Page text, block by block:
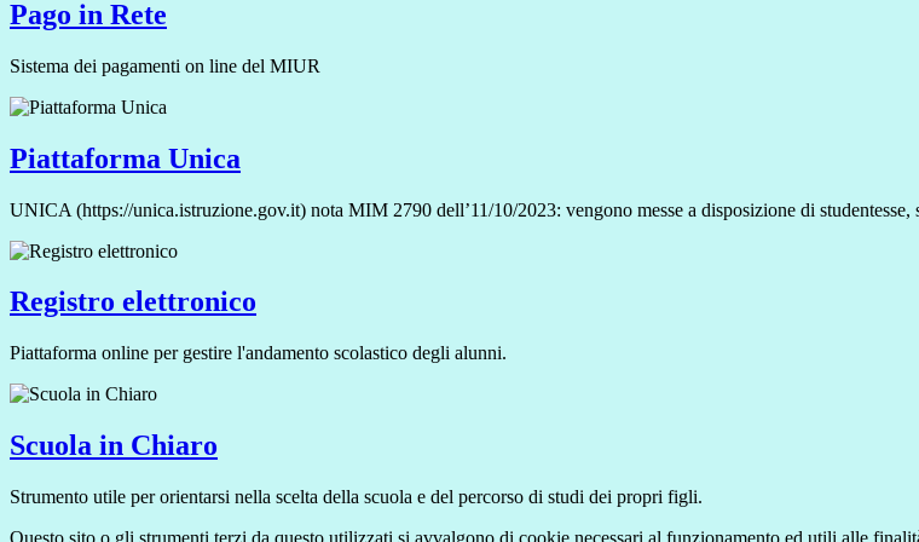
Pago in Rete
Sistema dei pagamenti on line del MIUR
Piattaforma Unica
UNICA (https://unica.istruzione.gov.it) nota MIM 2790 dell’11/10/2023: vengono messe a disposizione di
Registro elettronico
Piattaforma online per gestire l'andamento scolastico degli alunni.
Scuola in Chiaro
Strumento utile per orientarsi nella scelta della scuola e del percorso di studi dei propri figli.